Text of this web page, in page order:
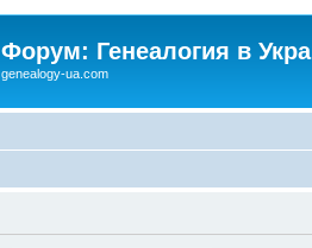
Форум: Генеалогия в
genealogy-ua.com